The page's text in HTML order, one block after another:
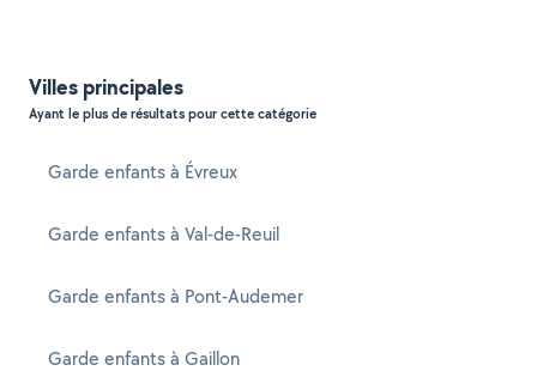
Villes principales
Ayant le plus de résultats pour cette catégorie
Garde enfants à Évreux
Garde enfants à Val-de-Reuil
Garde enfants à Pont-Audemer
Garde enfants à Gaillon